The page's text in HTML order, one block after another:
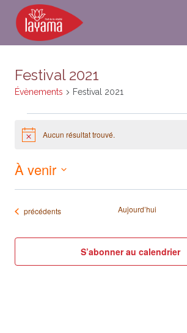
Aller
contenu
Festival 2021
Évènements Festival 2021
Notice Aucun résultat trouvé.
À venir
Sélectionnez
Évènements
précédents Aujourd’hui
S’abonner au calendrier